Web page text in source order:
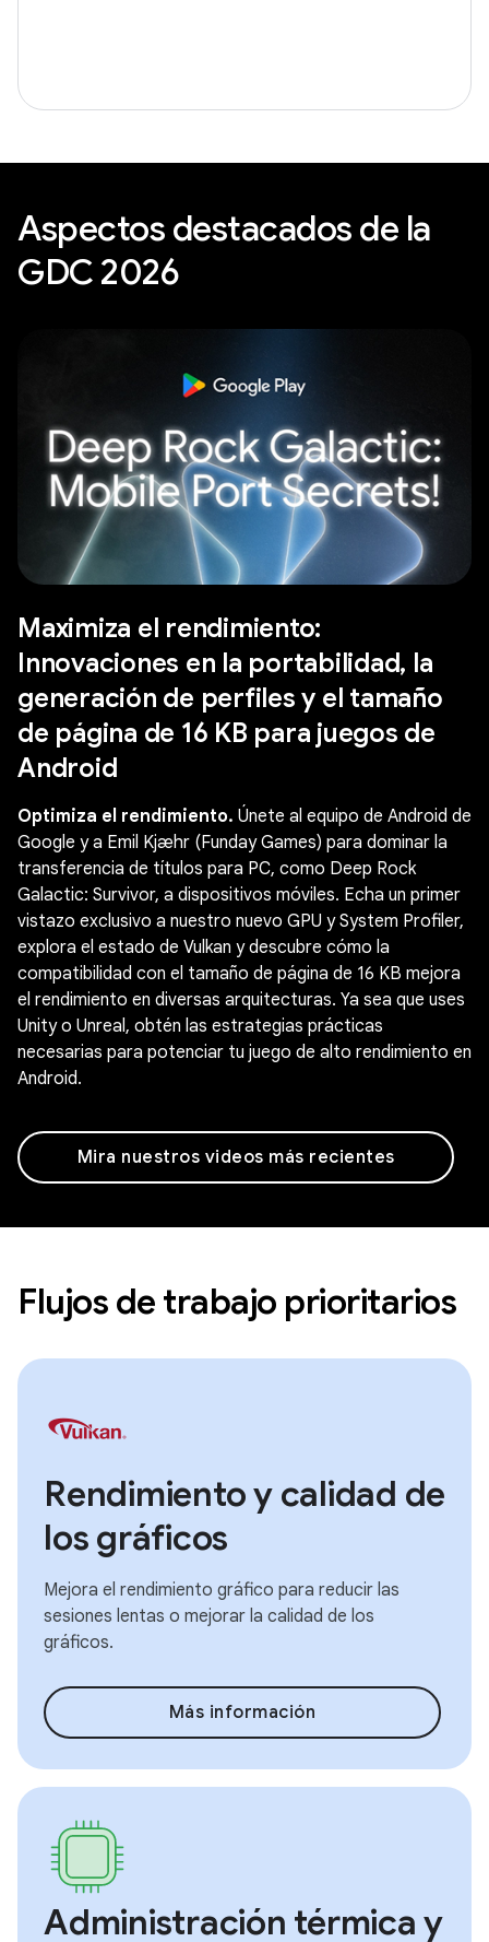
Aspectos destacados de la
GDC 2026
Maximiza el rendimiento:
Innovaciones en la portabilidad, la
generación de perfiles y el tamaño
de página de 16 KB para juegos de
Android
Optimiza el rendimiento. Únete al equipo de Android de
Google y a Emil Kjæhr (Funday Games) para dominar la
transferencia de títulos para PC, como Deep Rock
Galactic: Survivor, a dispositivos móviles. Echa un primer
vistazo exclusivo a nuestro nuevo GPU y System Profiler,
explora el estado de Vulkan y descubre cómo la
compatibilidad con el tamaño de página de 16 KB mejora
el rendimiento en diversas arquitecturas. Ya sea que uses
Unity o Unreal, obtén las estrategias prácticas
necesarias para potenciar tu juego de alto rendimiento en
Android.
Mira nuestros videos más recientes
Flujos de trabajo prioritarios
Rendimiento y calidad de
los gráficos
Mejora el rendimiento gráfico para reducir las
sesiones lentas o mejorar la calidad de los
gráficos.
Más información
Administración térmica y